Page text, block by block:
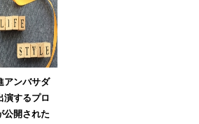
アンバサダ
演するプロ
公開された